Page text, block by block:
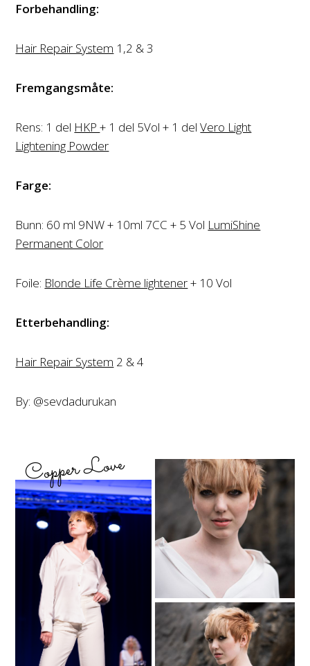
Forbehandling:
Hair Repair System 1,2 & 3
Fremgangsmåte:
Rens: 1 del HKP+ 1 del 5Vol + 1 delVero Light
Lightening Powder
Farge:
Bunn: 60 ml 9NW + 10ml 7CC + 5 Vol LumiShine
Permanent Color
Foile: Blonde Life Crème lightener+ 10 Vol
Etterbehandling:
Hair Repair System 2 & 4
By: @sevdadurukan
Copper Love